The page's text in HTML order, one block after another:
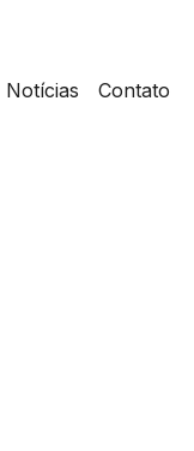
Notícias Contato